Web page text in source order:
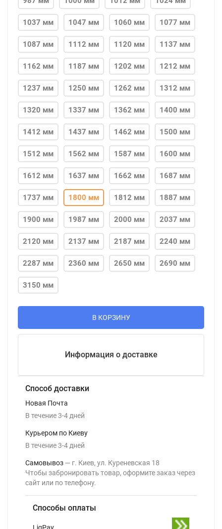
1037 мм 1047 мм 1060 мм 1077 мм
1087 мм 1112 мм 1120 мм 1137 мм
1162 мм 1187 мм 1202 мм 1212 мм
1237 мм 1250 мм 1262 мм 1312 мм
1320 мм 1337 мм 1362 мм 1400 мм
1412 мм 1437 мм 1462 мм 1500 мм
1512 мм 1562 мм 1587 мм 1600 мм
1612 мм 1637 мм 1662 мм 1687 мм
1737 мм 1800 мм 1812 мм 1887 мм
1900 мм 1987 мм 2000 мм 2037 мм
2120 мм 2137 мм 2187 мм 2240 мм
2287 мм 2360 мм 2650 мм 2690 мм
3150 мм
В КОРЗИНУ
Информация о доставке
Способ доставки
Новая Почта
В течение3-4 дней
Курьером по Киеву
В течение3-4 дней
Самовывоз
г. Киев, ул. Куреневская 18
Чтобы забронировать товар, оформите заказ через
сайт или по телефону.
Способы оплаты
LiqPay